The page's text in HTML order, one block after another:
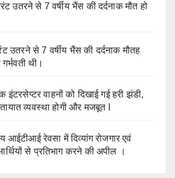
उतरने से 7 वर्षीय भैंस की दर्दनाक मौत हो
उतरने से 7 वर्षीय भैंस की दर्दनाक मौतह
थी।
इंटरसेप्टर वाहनों को दिखाई गई हरी झंडी,
व्यवस्था होगी और मजबूत l
आईटीआई रेवसा में दिव्यांग रोजगार एवं
से प्रतिभाग करने की अपील ।